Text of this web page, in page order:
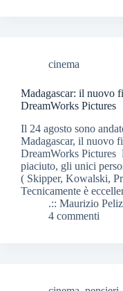
cinema
Madagascar: il nuovo
DreamWorks Pictures
Il 24 agosto sono
Madagascar, il nuovo
DreamWorks Pictures
piaciuto, gli unici
( Skipper, Kowalski,
Tecnicamente è
.:: Maurizio
4 commenti